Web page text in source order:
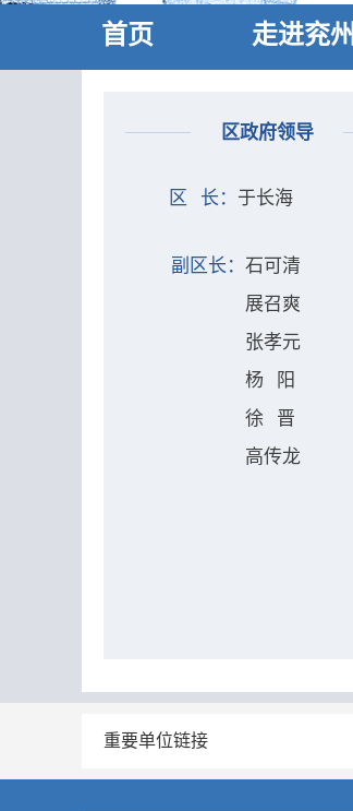
首页 走进兖州
区政府领导
区 长： 于长海
副区长： 石可清
展召爽
张孝元
杨 阳
徐 晋
高传龙
重要单位链接